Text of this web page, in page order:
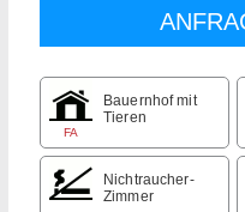
FA
Bauernhof mit
Tieren
Nichtraucher-
Zimmer